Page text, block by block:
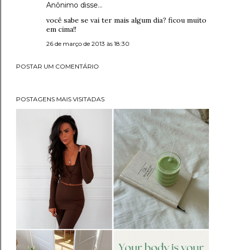
Anônimo disse…
você sabe se vai ter mais algum dia? ficou muito
em cima!!
26 de março de 2013 às 18:30
POSTAR UM COMENTÁRIO
POSTAGENS MAIS VISITADAS